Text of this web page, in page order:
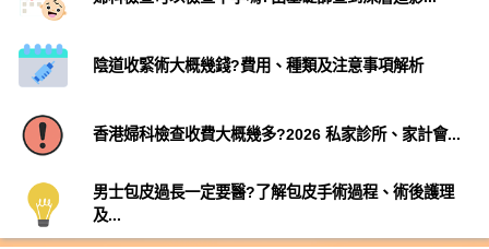
陰道收緊術大概幾錢?費用、種類及注意事項解析
香港婦科檢查收費大概幾多?2026 私家診所、家計會...
男士包皮過長一定要醫?了解包皮手術過程、術後護理
及...